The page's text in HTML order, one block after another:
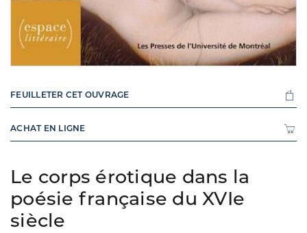
Le corps érotique dans la
poésie française du XVIe
siècle
FEUILLETER CET OUVRAGE
ACHAT EN LIGNE